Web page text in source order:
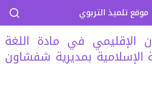
الإقليمي في مادة اللغة
الإسلامية بمديرية شفشاون
موقع تلميذ التربوي